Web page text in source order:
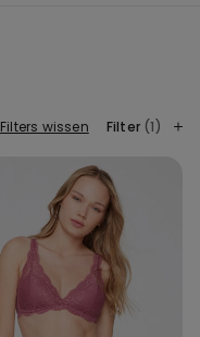
Filters wissen Filter (1)